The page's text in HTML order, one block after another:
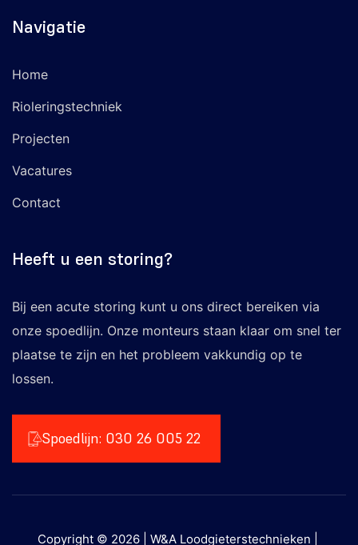
Navigatie
Home
Rioleringstechniek
Projecten
Vacatures
Contact
Heeft u een storing?
Bij een acute storing kunt u ons direct bereiken via
onze spoedlijn. Onze monteurs staan klaar om snel ter
plaatse te zijn en het probleem vakkundig op te
lossen.
Spoedlijn: 030 26 005 22
Copyright © 2026 | W&A Loodgieterstechnieken